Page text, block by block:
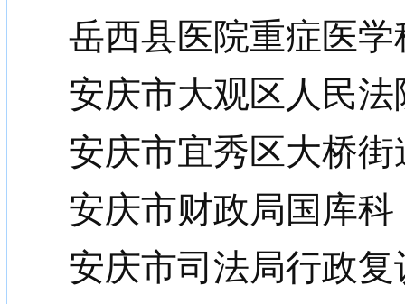
岳西县医院重症医学
安庆市大观区人民
安庆市宜秀区大桥
安庆市财政局国库科
安庆市司法局行政